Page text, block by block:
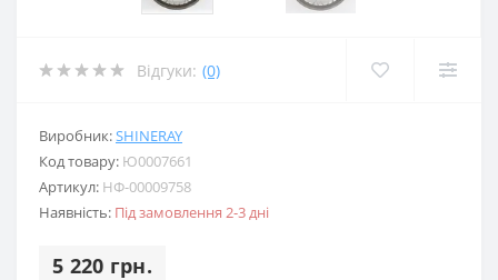
Відгуки: (0)
Виробник:SHINERAY
Код товару: Ю0007661
Артикул: НФ-00009758
Наявність: Під замовлення 2-3 дні
5 220 грн.